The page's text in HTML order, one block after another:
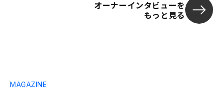
オーナーインタビューを
もっと見る
MAGAZINE